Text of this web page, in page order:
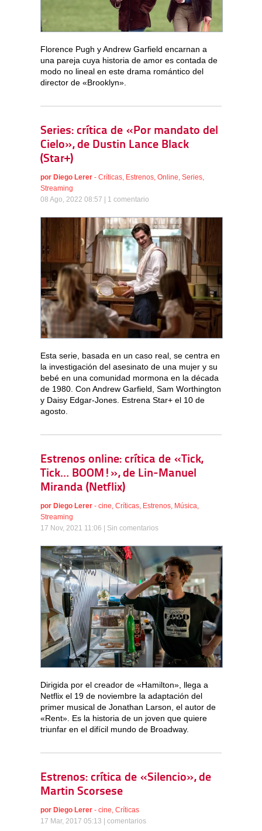
Florence Pugh y Andrew Garfield encarnan a
una pareja cuya historia de amor es contada de
modo no lineal en este drama romántico del
director de «Brooklyn».
Series: crítica de «Por mandato del
Cielo», de Dustin Lance Black
(Star+)
por Diego Lerer - Críticas Estrenos Online Series
Streaming
08 Ago, 2022 08:57 | 1 comentario
Esta serie, basada en un caso real, se centra en
la investigación del asesinato de una mujer y su
bebé en una comunidad mormona en la década
de 1980. Con Andrew Garfield, Sam Worthington
y Daisy Edgar-Jones. Estrena Star+ el 10 de
agosto.
Estrenos online: crítica de «Tick,
Tick… BOOM!», de Lin-Manuel
Miranda (Netflix)
por Diego Lerer - cine, Críticas, Estrenos, Música,
Streaming
17 Nov, 2021 11:06 | Sin comentarios
Dirigida por el creador de «Hamilton», llega a
Netflix el 19 de noviembre la adaptación del
primer musical de Jonathan Larson, el autor de
«Rent». Es la historia de un joven que quiere
triunfar en el difícil mundo de Broadway.
Estrenos: crítica de «Silencio», de
Martin Scorsese
por Diego Lerer - cine, Críticas
17 Mar, 2017 05:13 | comentarios